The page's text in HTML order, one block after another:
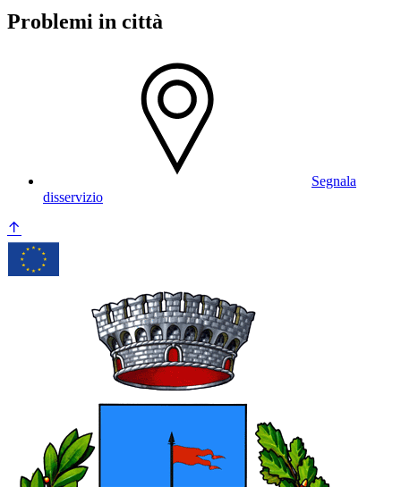
Problemi in città
Segnala
disservizio